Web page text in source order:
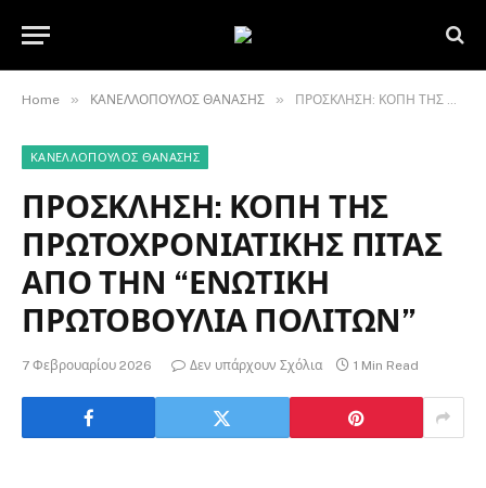
Home » ΚΑΝΕΛΛΟΠΟΥΛΟΣ ΘΑΝΑΣΗΣ » ΠΡΟΣΚΛΗΣΗ: ΚΟΠΗ ΤΗΣ ΠΡΩΤΟΧΡΟΝΙΑΤΙΚΗΣ ΠΙΤΑΣ ΑΠΟ ΤΗΝ “ΕΝΩΤΙΚΗ ΠΡΩΤΟΒΟΥΛΙΑ ΠΟΛΙΤΩΝ”
ΚΑΝΕΛΛΟΠΟΥΛΟΣ ΘΑΝΑΣΗΣ
ΠΡΟΣΚΛΗΣΗ: ΚΟΠΗ ΤΗΣ
ΠΡΩΤΟΧΡΟΝΙΑΤΙΚΗΣ ΠΙΤΑΣ
ΑΠΟ ΤΗΝ “ΕΝΩΤΙΚΗ
ΠΡΩΤΟΒΟΥΛΙΑ ΠΟΛΙΤΩΝ”
7 Φεβρουαρίου 2026 Δεν υπάρχουν Σχόλια 1 Min Read